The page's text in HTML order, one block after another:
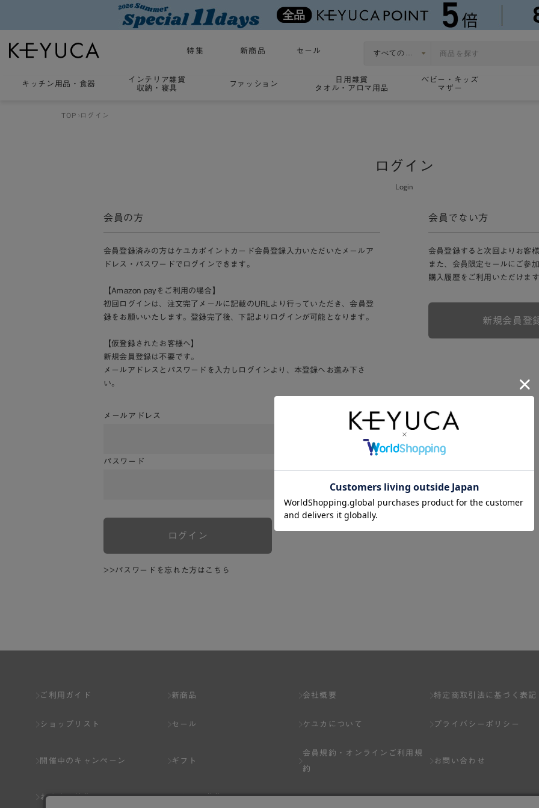
特集 新商品 セール
キッチン用品 ・ 食器
インテリア雑貨
収納・寝具
ファッション
日用雑貨
タオル・アロマ用品
ベビー・キッズ
マザー
TOP ログイン
ログイン
Login
会員の方
会員登録済みの方はケユカポイントカード会員登録入力いただいたメールア
ドレス・パスワードでログインできます。
【Amazon payをご利用の場合】
初回ログインは、注文完了メールに記載のURLより行っていただき、会員登
録をお願いいたします。登録完了後、下記よりログインが可能となります。
【仮登録されたお客様へ】
新規会員登録は不要です。
メールアドレスとパスワードを入力しログインより、本登録へお進み下さ
い。
メールアドレス
パスワード
ログイン
>>パスワードを忘れた方はこちら
会員でない方
会員登録すると次回よりお客
また、会員限定セールにご参
購入履歴をご利用いただけま
新規会員登
ご利用ガイド
ショップリスト
開催中のキャンペーン
おすすめ特集
新商品
セール
ギフト
スタッフ募集
会社概要
ケユカについて
会員規約・
オンラインご利用規
約
Q&A
特定商取引法に基づく表記
プライバシーポリシー
お問い合わせ